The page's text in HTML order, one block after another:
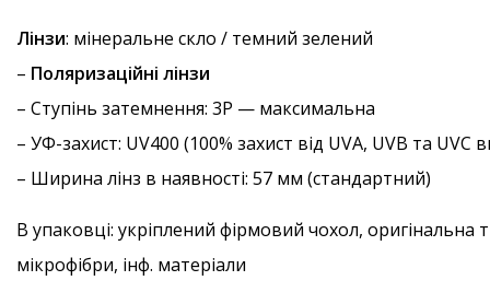
Лінзи: мінеральне скло / темний зелений
– Поляризаційні лінзи
– Ступінь затемнення: 3P — максимальна
– УФ-захист: UV400 (100% захист від UVA, UVB та
– Ширина лінз в наявності: 57 мм (стандартний)
В упаковці: укріплений фірмовий чохол, оригінальна
мікрофібри, інф. матеріали